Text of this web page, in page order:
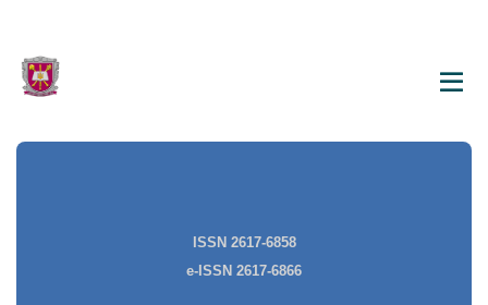
ISSN 2617-6858
e-ISSN 2617-6866